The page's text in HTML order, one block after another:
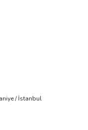
/ İstanbul